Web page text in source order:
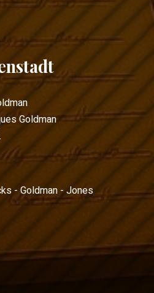
Goldman
- Goldman - Jones